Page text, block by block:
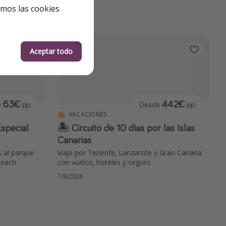
al parque
63€ pp
VACACIONES
🏝 Circuito de 10 días por las Islas
Canarias
Viaje por Tenerife, Lanzarote y Gran Canaria
con vuelos, hoteles y seguro
Desde 442€ pp
7/8/2026
las cookies
Aceptar todo